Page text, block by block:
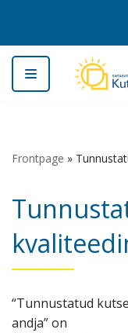
Skip
to
content
Frontpage »
“Tunnustatud kutse
andja” on